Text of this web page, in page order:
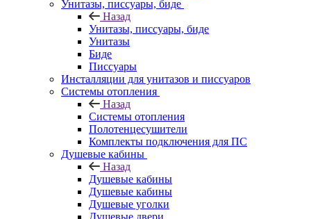
Унитазы, писсуары, биде
Назад
Унитазы, писсуары, биде
Унитазы
Биде
Писсуары
Инсталляции для унитазов и писсуаров
Системы отопления
Назад
Системы отопления
Полотенцесушители
Комплекты подключения для ПС
Душевые кабины
Назад
Душевые кабины
Душевые кабины
Душевые уголки
Душевые двери